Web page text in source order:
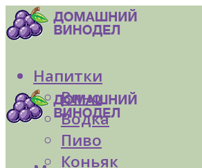
Напитки
Вино
Водка
Пиво
Коньяк